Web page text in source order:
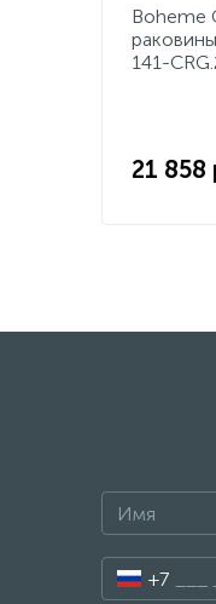
Boheme
141-
21 858
+7